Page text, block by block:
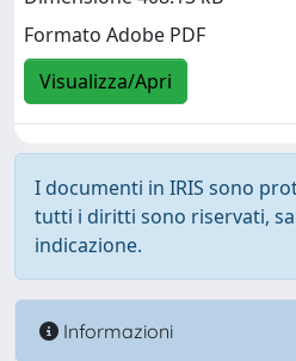
Formato Adobe PDF
Visualizza/Apri
I documenti in IRIS sono
tutti i diritti sono riservati,
indicazione.
Informazioni